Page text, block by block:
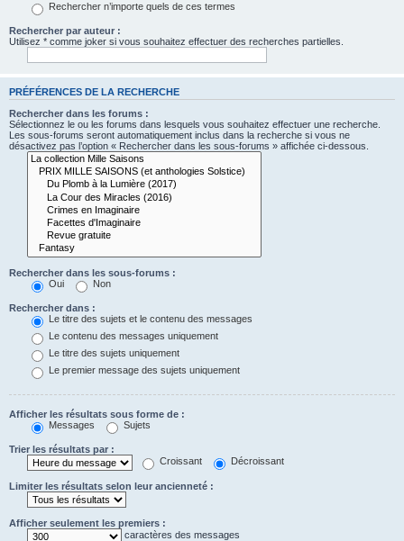
Rechercher n’importe quels de ces termes
Rechercher par auteur :
Utilisez * comme joker si vous souhaitez effectuer des recherches partielles.
PRÉFÉRENCES DE LA RECHERCHE
Rechercher dans les forums :
Sélectionnez le ou les forums dans lesquels vous souhaitez effectuer une recherche.
Les sous-forums seront automatiquement inclus dans la recherche si vous ne
désactivez pas l’option « Rechercher dans les sous-forums » affichée ci-dessous.
Rechercher dans les sous-forums :
Oui
Non
Rechercher dans :
Le titre des sujets et le contenu des messages
Le contenu des messages uniquement
Le titre des sujets uniquement
Le premier message des sujets uniquement
Afficher les résultats sous forme de :
Messages
Sujets
Trier les résultats par :
Croissant
Décroissant
Limiter les résultats selon leur ancienneté :
Afficher seulement les premiers :
caractères des messages